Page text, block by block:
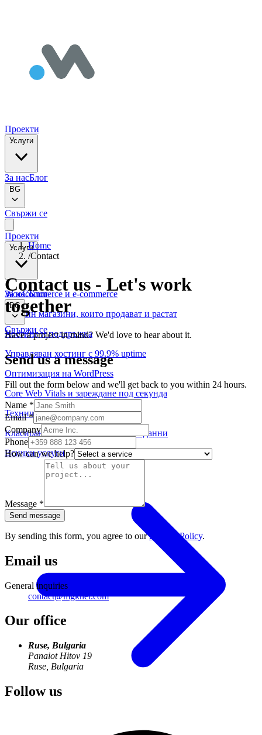
Проекти
Услуги
За насБлог
BG
Свържи се
Проекти
Услуги
WooCommerce и е-commerce
Онлайн магазини, които продават и растат
Хостинг и поддръжка
Управляван хостинг с 99.9% uptime
Оптимизация на WordPress
Core Web Vitals и зареждане под секунда
Техническо SEO
Класиране, одит и структурирани данни
Всички услуги
За насБлог
BG
Свържи се
Home
/Contact
Contact us - Let's work
together
Have a project in mind? We'd love to hear about it.
Send us a message
Fill out the form below and we'll get back to you within 24 hours.
Name *
Email *
Company
Phone
How can we help?
Message *
Send message
By sending this form, you agree to our Privacy Policy.
Email us
General inquiries
contact@mgknet.com
Our office
Ruse, Bulgaria
Panaiot Hitov 19
Ruse, Bulgaria
Follow us